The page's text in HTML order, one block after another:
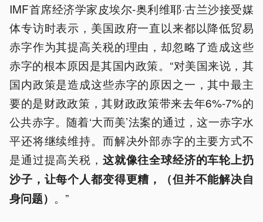
IMF首席经济学家皮埃尔-奥利维耶·古兰沙接受媒
体专访时表示，美国政府一直以来都以降低贸易
赤字作为其提高关税的理由，却忽略了造成这些
赤字的根本原因是其国内政策。“对美国来说，其
国内政策是造成这些赤字的原因之一，其中最主
要的是财政政策，其财政政策带来去年6%-7%的
公共赤字。随着‘大而美’法案的通过，这一赤字水
平还将继续维持。而解决外部赤字的主要方式不
是通过提高关税， 这就像往全球经济的车轮上扔
沙子，让每个人都变得更糟，（但并不能解决自
身问题） 。”